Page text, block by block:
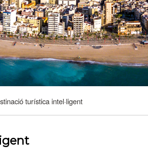
turística intel·ligent